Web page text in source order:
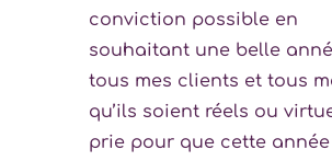
conviction possible en
souhaitant une belle
tous mes clients et tous
qu’ils soient réels ou
prie pour que cette